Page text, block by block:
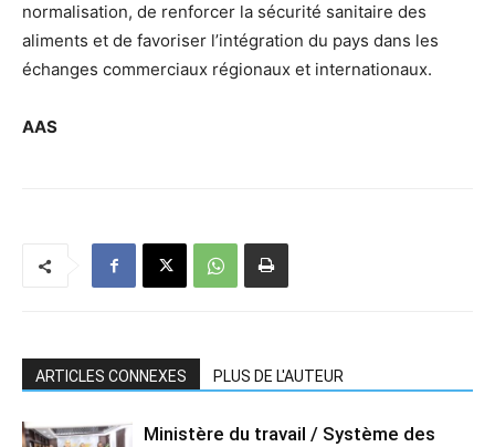
normalisation, de renforcer la sécurité sanitaire des
aliments et de favoriser l’intégration du pays dans les
échanges commerciaux régionaux et internationaux.
AAS
ARTICLES CONNEXES PLUS DE L'AUTEUR
Ministère du travail / Système des